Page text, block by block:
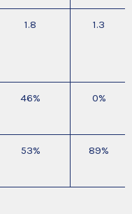
1.8 1.3
46% 0%
53% 89%